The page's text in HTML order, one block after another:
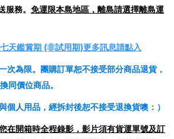
服務。 免運限本島地區，離島請選擇離島運
天鑑賞期 (非試用期)更多訊息請點入
次為限。團購訂單恕不接受部分商品退貨，
同價位商品。
個人用品，經拆封後恕不接受退換貨噢：）
在開箱時全程錄影，影片須有貨運單號及訂